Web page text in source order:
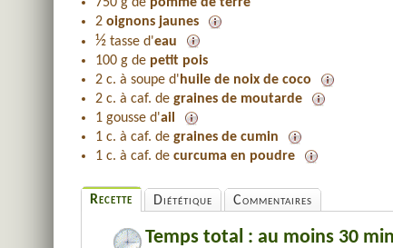
2 oignons jaunes
½tasse d'eau
100 g de petit pois
2 c. à soupe d' huile de noix de coco
2 c. à caf. de graines de moutarde
1 gousse d'ail
1 c. à caf. de graines de cumin
1 c. à caf. de curcuma en poudre
Recette Diététique Commentaires
Temps total : au moins 30